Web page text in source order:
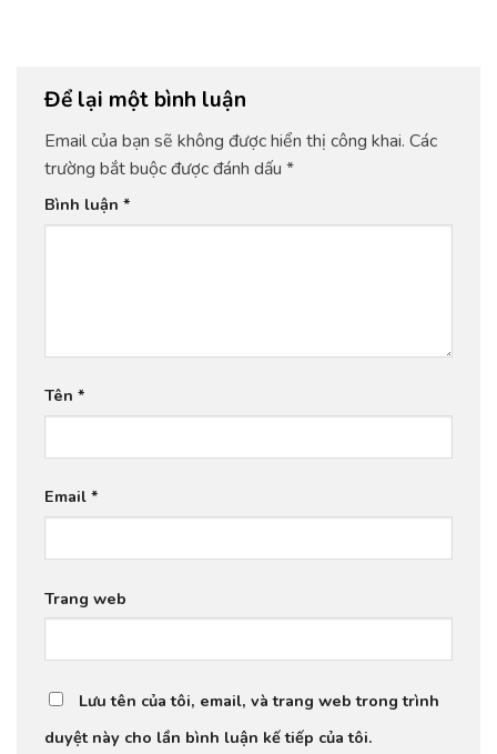
Để lại một bình luận
Email của bạn sẽ không được hiển thị công khai. Các
trường bắt buộc được đánh dấu *
Bình luận *
Tên *
Email *
Trang web
Lưu tên của tôi, email, và trang web trong trình
duyệt này cho lần bình luận kế tiếp của tôi.